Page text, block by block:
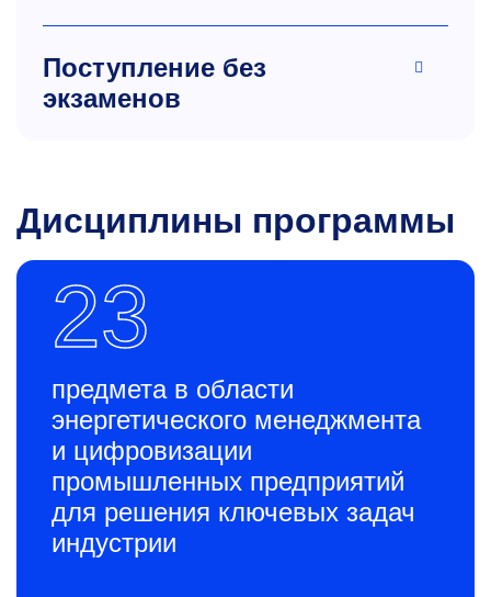
Поступление без
экзаменов
Дисциплины программы
23
предмета в области
энергетического менеджмента
и цифровизации
промышленных предприятий
для решения ключевых задач
индустрии